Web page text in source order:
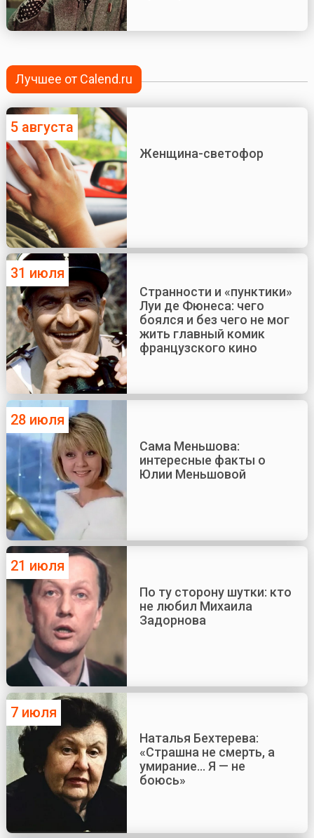
Лучшее от Calend.ru
5 августа
Женщина-светофор
31 июля
Странности и «пунктики»
Луи де Фюнеса: чего
боялся и без чего не мог
жить главный комик
французского кино
28 июля
Сама Меньшова:
интересные факты о
Юлии Меньшовой
21 июля
По ту сторону шутки: кто
не любил Михаила
Задорнова
7 июля
Наталья Бехтерева:
«Страшна не смерть, а
умирание... Я — не
боюсь»